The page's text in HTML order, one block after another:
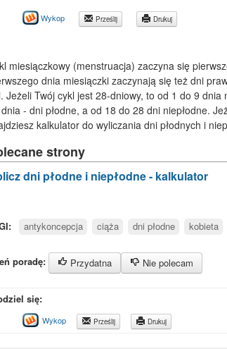
Wykop Prześlij Drukuj
miesiączkowy (menstruacja) zaczyna się
dnia miesiączki zaczynają się też dni
Jeżeli Twój cykl jest 28-dniowy, to od 1 do 9
- dni płodne, a od 18 do 28 dni niepłodne.
kalkulator do wyliczania dni płodnych i
strony
dni płodne i niepłodne - kalkulator
antykoncepcja ciąża dni płodne kobieta
poradę: Przydatna Nie polecam
się:
Wykop Prześlij Drukuj